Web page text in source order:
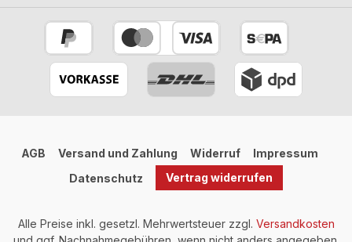
AGB Versand und Zahlung Widerruf
Impressum
Datenschutz
Vertrag widerrufen
Alle Preise inkl. gesetzl. Mehrwertsteuer zzgl. Versandkosten